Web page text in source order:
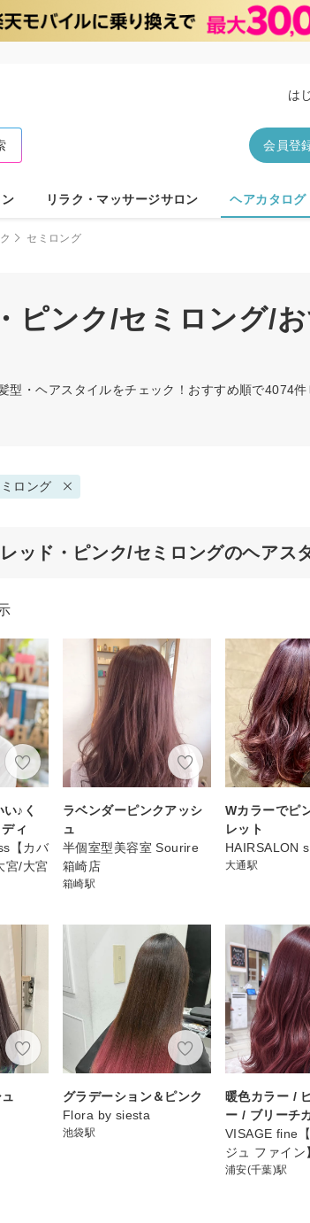
は
会員登
リラク・マッサージサロン ヘアカタログ
セミロング
ピンク/セミロング/
型・ヘアスタイルをチェック！おすすめ順で4074
ロング
ッド・ピンク/セミロングのヘアス
♪く
ィ
【カバ
宮/大宮
ラベンダーピンクアッシ
ュ
半個室型美容室 Sourire
箱崎店
箱崎駅
Wカラーでピ
レット
HAIRSALON
大通駅
グラデーション＆ピンク
Flora by siesta
池袋駅
暖色カラー /
ー / ブリーチ
VISAGE fine
ジュ ファイン
浦安(千葉)駅